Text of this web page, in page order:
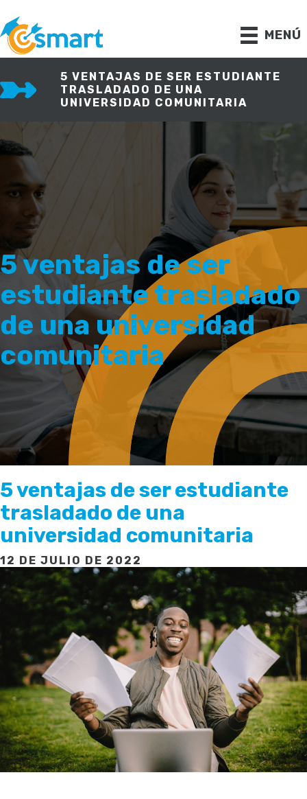
contenido
MENÚ
5 VENTAJAS DE SER ESTUDIANTE
TRASLADADO DE UNA
UNIVERSIDAD COMUNITARIA
5 ventajas de ser
estudiante trasladado
de una universidad
comunitaria
5 ventajas de ser estudiante
trasladado de una
universidad comunitaria
12 DE JULIO DE 2022